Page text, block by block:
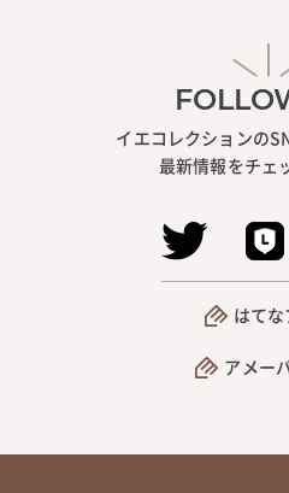
イエコレクションの
最新情報をチェ
はて
アメー